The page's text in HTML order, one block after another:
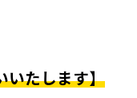
いたします】